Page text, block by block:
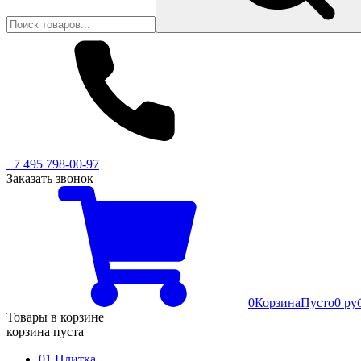
+7 495 798-00-97
Заказать звонок
0КорзинаПусто0
Товары в корзине
корзина пуста